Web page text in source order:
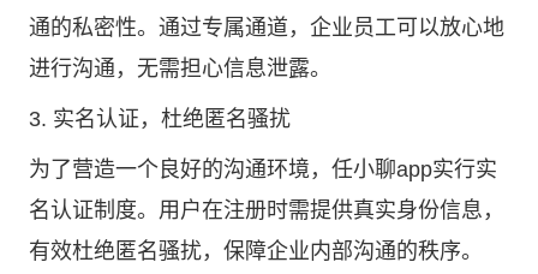
通的私密性。通过专属通道，企业员工可以放心地
进行沟通，无需担心信息泄露。
3. 实名认证，杜绝匿名骚扰
为了营造一个良好的沟通环境，任小聊app实行实
名认证制度。用户在注册时需提供真实身份信息，
有效杜绝匿名骚扰，保障企业内部沟通的秩序。